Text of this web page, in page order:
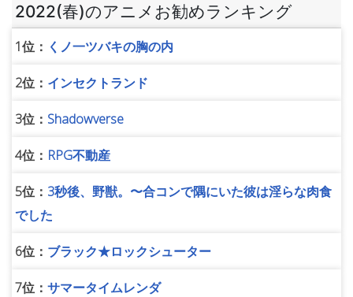
2022(春)のアニメお勧めランキング
1位： くノ一ツバキの胸の内
2位： インセクトランド
3位： Shadowverse
4位： RPG不動産
5位： 3秒後、野獣。〜合コンで隅にいた彼は淫らな肉食
でした
6位： ブラック★ロックシューター
7位： サマータイムレンダ